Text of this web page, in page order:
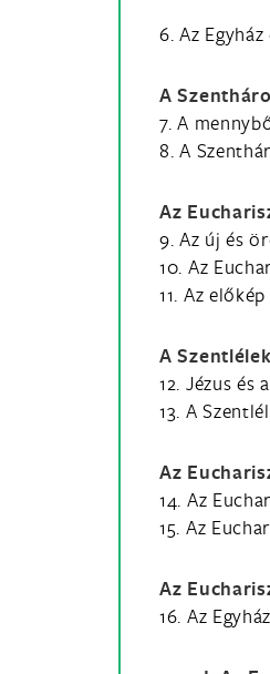
6. Az
A
7. A
8. A
Az
9. Az új és
10. Az
11. Az
A
12. Jézus és
13. A
Az
14. Az
15. Az
Az
16. Az